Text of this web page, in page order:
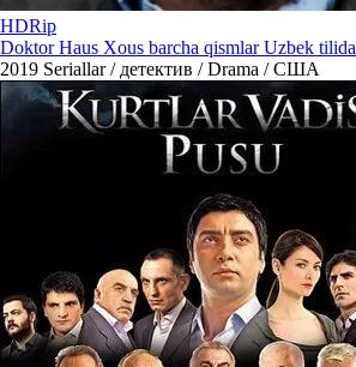
HDRip
Doktor Haus Xous barcha qismlar Uzbek tilida
2019 Seriallar / детектив / Drama / США